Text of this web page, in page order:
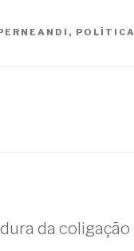
, POLÍTICA
da coligação